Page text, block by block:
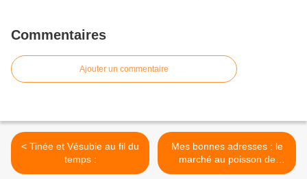
Commentaires
Ajouter un commentaire
< Tinée et Vésubie au fil du
temps :
Mes bonnes adresses : le
marché au poisson de
Sanary >